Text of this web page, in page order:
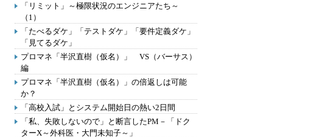
「リミット」～極限状況のエンジニアたち～
（1）
「たべるダケ」「テストダケ」「要件定義ダケ」
「見てるダケ」
プロマネ「半沢直樹（仮名）」 VS（バーサス）
編
プロマネ「半沢直樹（仮名）」の倍返しは可能
か？
「高校入試」とシステム開始日の熱い2日間
「私、失敗しないので」と断言したPM－「ドク
ターX～外科医・大門未知子～」